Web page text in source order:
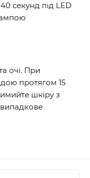
секунд під LED
очі. При
протягом 15
шкіру з